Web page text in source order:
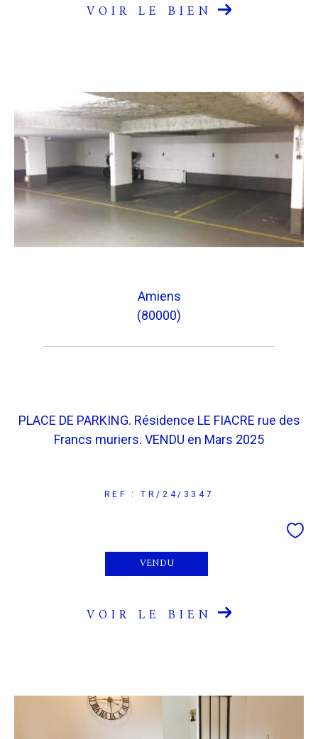
VOIR LE BIEN
Amiens
(80000)
PLACE DE PARKING. Résidence LE FIACRE rue des
Francs muriers. VENDU en Mars 2025
REF : TR/24/3347
VENDU
VOIR LE BIEN